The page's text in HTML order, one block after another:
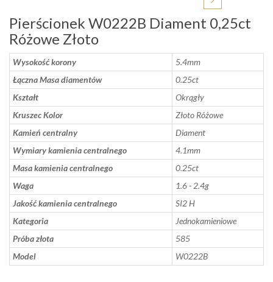
Pierścionek W0222B Diament 0,25ct
Różowe Złoto
Wysokość korony
5.4mm
Łączna Masa diamentów
0.25ct
Kształt
Okrągły
Kruszec Kolor
Złoto Różowe
Kamień centralny
Diament
Wymiary kamienia centralnego
4.1mm
Masa kamienia centralnego
0.25ct
Waga
1.6 - 2.4g
Jakość kamienia centralnego
SI2 H
Kategoria
Jednokamieniowe
Próba złota
585
Model
W0222B